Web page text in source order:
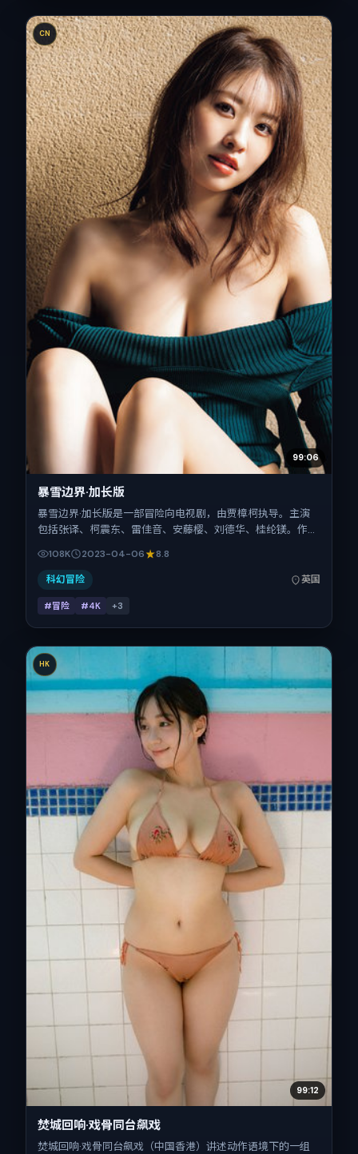
CN
99:06
暴雪边界·加长版
暴雪边界·加长版是一部冒险向电视剧，由贾樟柯执导。主演
包括张译、柯震东、雷佳音、安藤樱、刘德华、桂纶镁。作品
期 2023-04-06，正片时长165分钟。
108K 2023-04-06 8.8
科幻冒险 英国
#冒险 #4K +3
HK
99:12
焚城回响·戏骨同台飙戏
焚城回响·戏骨同台飙戏（中国香港）讲述动作语境下的一组